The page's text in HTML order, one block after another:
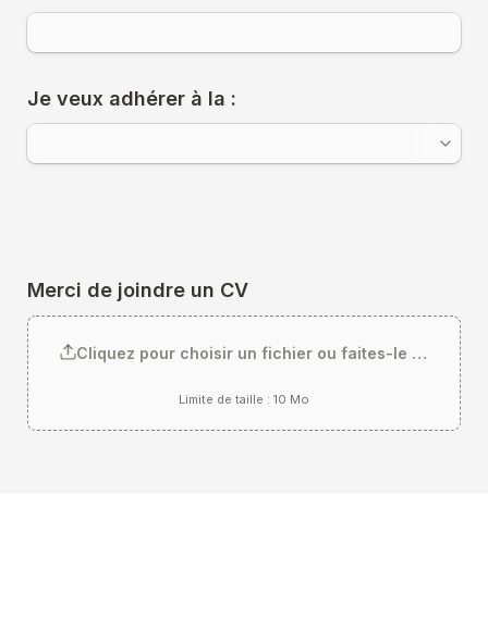
Je veux adhérer à la :
Merci de joindre un CV
Cliquez pour choisir un fichier ou faites-le glisser ici
Limite de taille : 10 Mo